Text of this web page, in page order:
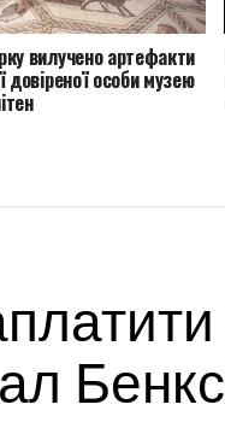
вилучено артефакти
довіреної особи музею